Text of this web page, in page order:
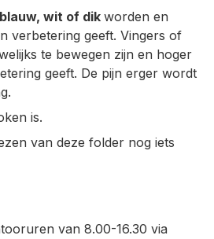
blauw, wit of dik worden en
verbetering geeft. Vingers of
te bewegen zijn en hoger
geeft. De pijn erger wordt
is.
van deze folder nog iets
van 8.00-16.30 via